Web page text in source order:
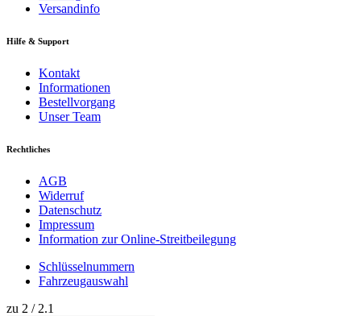
Versandinfo
Hilfe & Support
Kontakt
Informationen
Bestellvorgang
Unser Team
Rechtliches
AGB
Widerruf
Datenschutz
Impressum
Information zur Online-Streitbeilegung
Schlüsselnummern
Fahrzeugauswahl
zu 2 / 2.1